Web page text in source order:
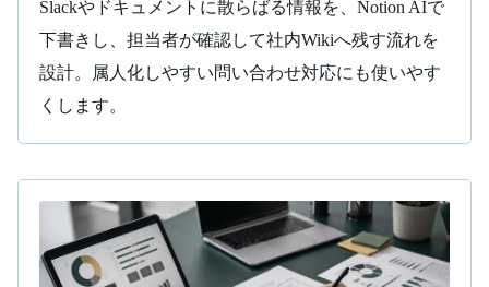
Slackやドキュメントに散らばる情報を、Notion AIで
下書きし、担当者が確認して社内Wikiへ残す流れを
設計。属人化しやすい問い合わせ対応にも使いやす
くします。